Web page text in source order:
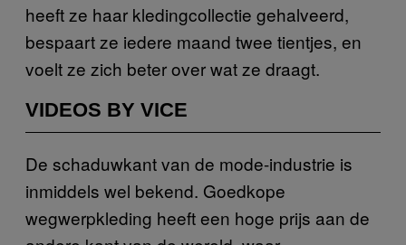
heeft ze haar kledingcollectie gehalveerd,
bespaart ze iedere maand twee tientjes, en
voelt ze zich beter over wat ze draagt.
VIDEOS BY VICE
De schaduwkant van de mode-industrie is
inmiddels wel bekend. Goedkope
wegwerpkleding heeft een hoge prijs aan de